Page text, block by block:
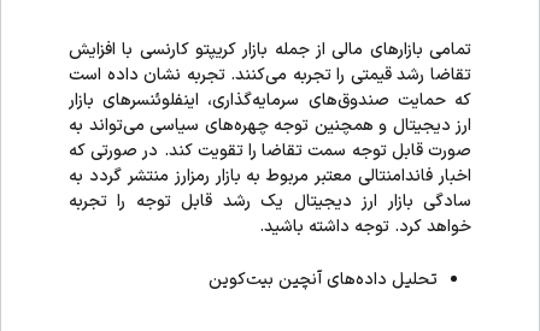
تمامی بازارهای مالی از جمله بازار کریپتو کارنسی با افزایش
تقاضا رشد قیمتی را تجربه می‌کنند. تجربه نشان داده است
که حمایت صندوق‌های سرمایه‌گذاری، اینفلوئنسرهای بازار
ارز دیجیتال و همچنین توجه چهره‌های سیاسی می‌تواند به
صورت قابل توجه سمت تقاضا را تقویت کند. در صورتی که
اخبار فاندامنتالی معتبر مربوط به بازار رمزارز منتشر گردد به
سادگی بازار ارز دیجیتال یک رشد قابل توجه را تجربه
خواهد کرد. توجه داشته باشید.
تحلیل داده‌های آنچین بیت‌کوین